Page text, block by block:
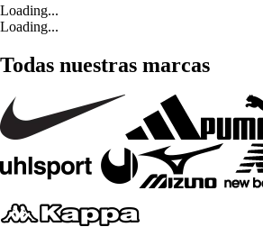
Loading...
Loading...
Todas nuestras marcas